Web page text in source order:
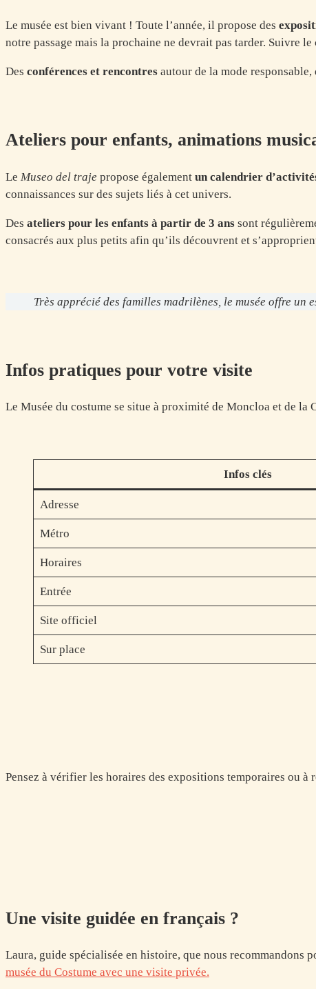
Le musée est bien vivant ! Toute l’année, il propose des
notre passage mais la prochaine ne devrait pas tarder. Suivre le
Des conférences et rencontres autour de la mode
Ateliers pour enfants, animations
Le Museo del traje propose également un calendrier
connaissances sur des sujets liés à cet univers.
Des ateliers pour les enfants à partir de 3 ans sont
consacrés aux plus petits afin qu’ils découvrent et
Très apprécié des familles madrilènes, le musée offre
Infos pratiques pour votre visite
Le Musée du costume se situe à proximité de Moncloa et de la
Infos clés
Adresse
Métro
Horaires
Entrée
Site officiel
Sur place
Pensez à vérifier les horaires des expositions temporaires ou à
Une visite guidée en français ?
Laura, guide spécialisée en histoire, que nous recommandons
musée du Costume avec une visite privée.